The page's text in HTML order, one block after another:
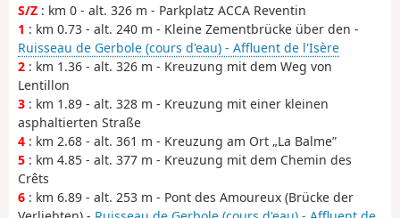
S/Z : km 0 - alt. 326 m - Parkplatz ACCA Reventin
1 : km 0.73 - alt. 240 m - Kleine Zementbrücke über den -
Ruisseau de Gerbole (cours d'eau) - Affluent de l'Isère
2 : km 1.36 - alt. 326 m - Kreuzung mit dem Weg von
Lentillon
3 : km 1.89 - alt. 328 m - Kreuzung mit einer kleinen
asphaltierten Straße
4 : km 2.68 - alt. 361 m - Kreuzung am Ort „La Balme”
5 : km 4.85 - alt. 377 m - Kreuzung mit dem Chemin des
Crêts
6 : km 6.89 - alt. 253 m - Pont des Amoureux (Brücke der